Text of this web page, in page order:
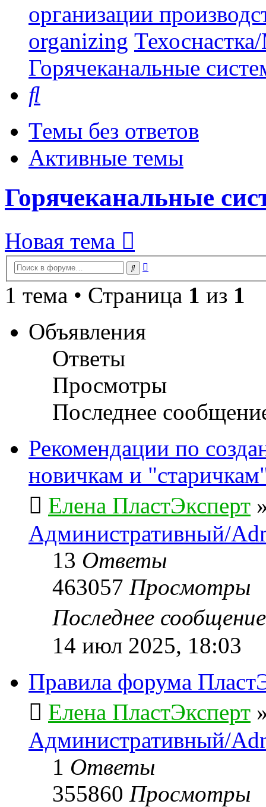
организации
organizing
Горячеканальные
Темы без ответов
Активные темы
Горячеканальные
Новая тема
Поиск
1 тема • Страница 1 из 1
Объявления
Ответы
Просмотры
Последнее
Рекомендации по
новичкам и
Елена ПластЭксперт
Административный/
13 Ответы
463057 Просмотры
Последнее
14 июл 2025, 18:03
Правила форума
Елена ПластЭксперт
Административный/
1 Ответы
355860 Просмотры